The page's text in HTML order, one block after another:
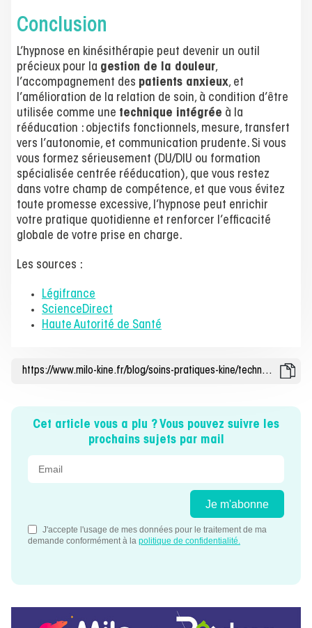
Conclusion
L’hypnose en kinésithérapie peut devenir un outil
précieux pour la gestion de la douleur,
l’accompagnement des patients anxieux, et
l’amélioration de la relation de soin, à condition d’être
utilisée comme une technique intégrée à la
rééducation : objectifs fonctionnels, mesure, transfert
vers l’autonomie, et communication prudente. Si vous
vous formez sérieusement (DU/DIU ou formation
spécialisée centrée rééducation), que vous restez
dans votre champ de compétence, et que vous évitez
toute promesse excessive, l’hypnose peut enrichir
votre pratique quotidienne et renforcer l’efficacité
globale de votre prise en charge.
Les sources :
Légifrance
ScienceDirect
Haute Autorité de Santé
Cet article vous a plu ? Vous pouvez suivre les
prochains sujets par mail